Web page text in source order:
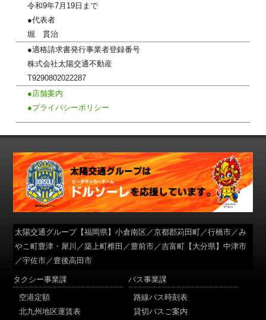
令和9年7月19日まで
●代表者
堀 貫治
●適格請求書発行事業者登録番号
株式会社太陽交通不動産
T9290802022287
●店舗案内
●プライバシーポリシー
太陽交通グループ【福岡県】小倉南区／京都郡苅田町／行橋市／み
やこ町豊津・犀川／築上町椎田／豊前市／吉富町【大分県】中津市
／宇佐市／豊後高田市
タクシー事業課
空港定額
北九州地区運賃表
バス事業課
路線バス時刻表
貸切バスご案内